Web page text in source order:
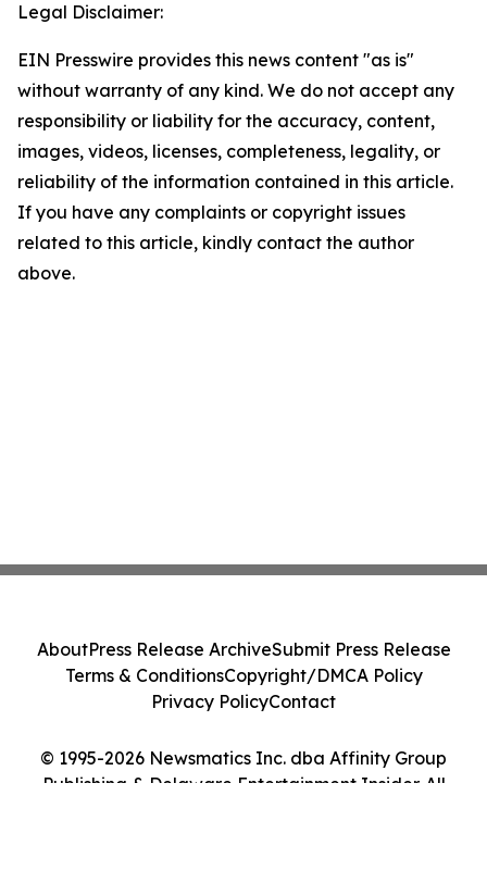
Legal Disclaimer:
EIN Presswire provides this news content "as is"
without warranty of any kind. We do not accept any
responsibility or liability for the accuracy, content,
images, videos, licenses, completeness, legality, or
reliability of the information contained in this article.
If you have any complaints or copyright issues
related to this article, kindly contact the author
above.
© 1995-2026 Newsmatics Inc. dba Affinity Group
Publishing & Delaware Entertainment Insider. All
AboutPress Release ArchiveSubmit Press Release
Terms & ConditionsCopyright/DMCA Policy
Privacy PolicyContact